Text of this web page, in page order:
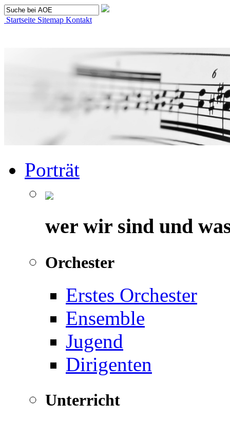
Startseite Sitemap Kontakt
Porträt
wer wir sind und
Orchester
Erstes Orchester
Ensemble
Jugend
Dirigenten
Unterricht